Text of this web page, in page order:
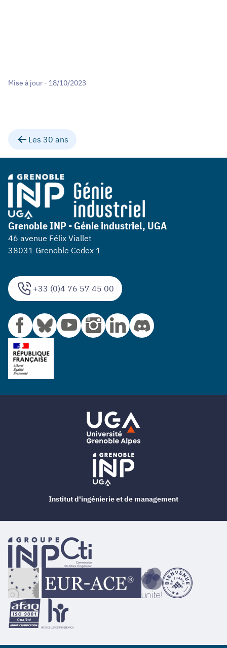
Mise à jour - 18/10/2023
Les 30 ans
+33 (0)4 76 57 45 00
Grenoble INP - Génie industriel, UGA
46 avenue Félix Viallet
38031 Grenoble Cedex 1
Institut d'ingénierie et de management